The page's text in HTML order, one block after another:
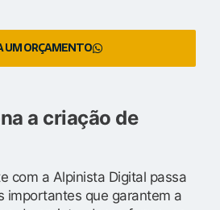
UM ORÇAMENTO
a criação de
com a Alpinista Digital passa
importantes que garantem a